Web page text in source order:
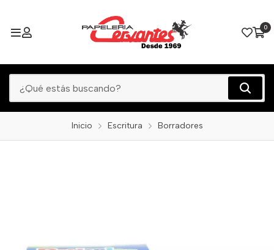
0
Inicio Escritura Borradores